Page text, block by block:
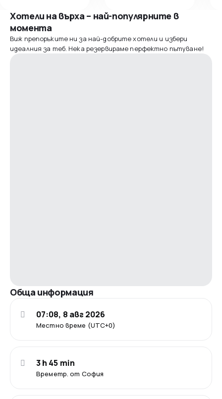
Хотели на върха – най-популярните в
момента
Виж препоръките ни за най-добрите хотели и избери
идеалния за теб. Нека резервираме перфектно пътуване!
Обща информация
Местно време (UTC+0)
07:08, 8 авг 2026
Времетр. от София
3 h 45 min